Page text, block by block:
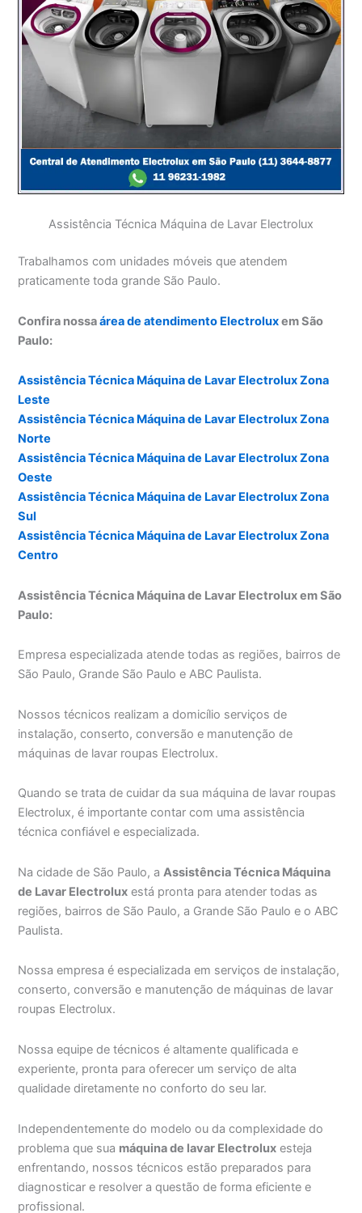
Assistência Técnica Máquina de Lavar Electrolux
Trabalhamos com unidades móveis que atendem
praticamente toda grande São Paulo.
Confira nossaárea de atendimento Electroluxem São
Paulo:
Assistência Técnica Máquina de Lavar Electrolux Zona
Leste
Assistência Técnica Máquina de Lavar Electrolux Zona
Norte
Assistência Técnica Máquina de Lavar Electrolux Zona
Oeste
Assistência Técnica Máquina de Lavar Electrolux Zona
Sul
Assistência Técnica Máquina de Lavar Electrolux Zona
Centro
Assistência Técnica Máquina de Lavar Electrolux em São
Paulo:
Empresa especializada atende todas as regiões, bairros de
São Paulo, Grande São Paulo e ABC Paulista.
Nossos técnicos realizam a domicílio serviços de
instalação, conserto, conversão e manutenção de
máquinas de lavar roupas Electrolux.
Quando se trata de cuidar da sua máquina de lavar roupas
Electrolux, é importante contar com uma assistência
técnica confiável e especializada.
Na cidade de São Paulo, aAssistência Técnica Máquina
de Lavar Electrolux está pronta para atender todas as
regiões, bairros de São Paulo, a Grande São Paulo e o ABC
Paulista.
Nossa empresa é especializada em serviços de instalação,
conserto, conversão e manutenção de máquinas de lavar
roupas Electrolux.
Nossa equipe de técnicos é altamente qualificada e
experiente, pronta para oferecer um serviço de alta
qualidade diretamente no conforto do seu lar.
Independentemente do modelo ou da complexidade do
problema que sua máquina de lavar Electrolux esteja
enfrentando, nossos técnicos estão preparados para
diagnosticar e resolver a questão de forma eficiente e
profissional.